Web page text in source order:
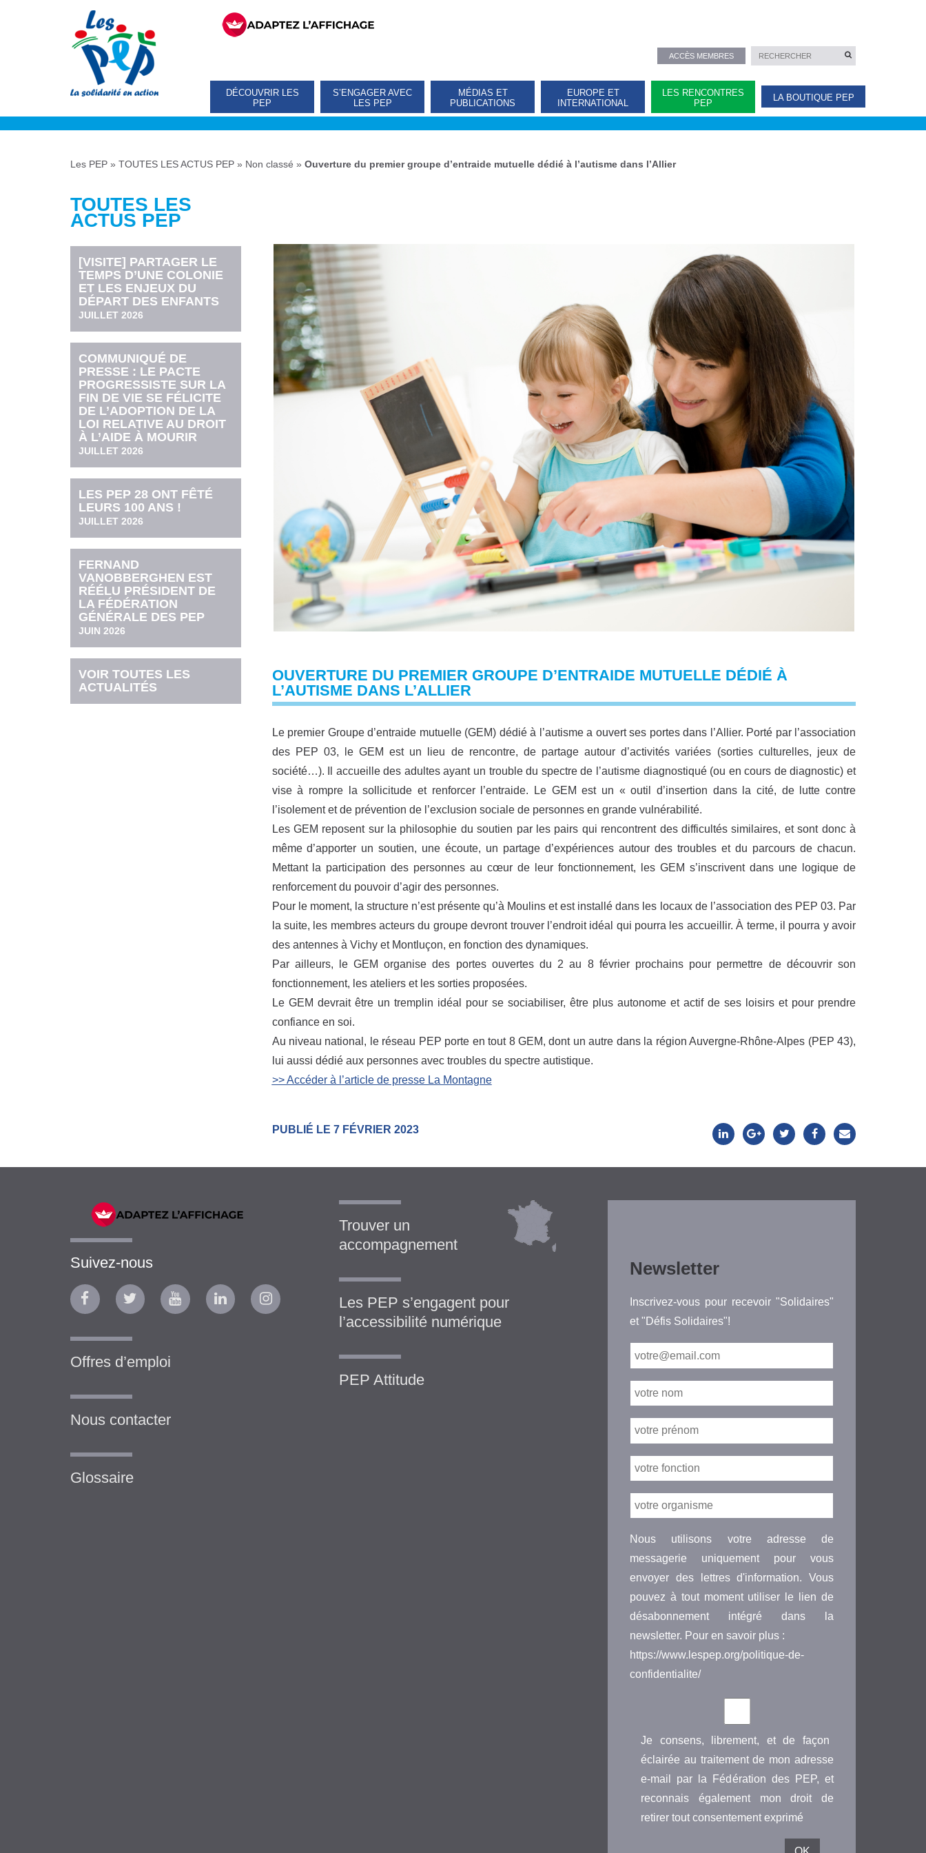
ACCÈS MEMBRES
DÉCOUVRIR LES
PEP
S’ENGAGER AVEC
LES PEP
MÉDIAS ET
PUBLICATIONS
EUROPE ET
INTERNATIONAL
LES RENCONTRES
PEP
LA BOUTIQUE PEP
Les PEP » TOUTES LES ACTUS PEP » Non classé » Ouverture du premier groupe d’entraide mutuelle dédié à l’autisme dans l’Allier
TOUTES LES
ACTUS PEP
[VISITE] PARTAGER LE
TEMPS D’UNE COLONIE
ET LES ENJEUX DU
DÉPART DES ENFANTS
JUILLET 2026
COMMUNIQUÉ DE
PRESSE : LE PACTE
PROGRESSISTE SUR LA
FIN DE VIE SE FÉLICITE
DE L’ADOPTION DE LA
LOI RELATIVE AU DROIT
À L’AIDE À MOURIR
JUILLET 2026
LES PEP 28 ONT FÊTÉ
LEURS 100 ANS !
JUILLET 2026
FERNAND
VANOBBERGHEN EST
RÉÉLU PRÉSIDENT DE
LA FÉDÉRATION
GÉNÉRALE DES PEP
JUIN 2026
VOIR TOUTES LES
ACTUALITÉS
OUVERTURE DU PREMIER GROUPE D’ENTRAIDE MUTUELLE DÉDIÉ À
L’AUTISME DANS L’ALLIER
Le premier Groupe d’entraide mutuelle (GEM) dédié à l’autisme a ouvert ses portes dans l’Allier. Porté par l’association
des PEP 03, le GEM est un lieu de rencontre, de partage autour d’activités variées (sorties culturelles, jeux de
société…). Il accueille des adultes ayant un trouble du spectre de l’autisme diagnostiqué (ou en cours de diagnostic) et
vise à rompre la sollicitude et renforcer l’entraide. Le GEM est un « outil d’insertion dans la cité, de lutte contre
l’isolement et de prévention de l’exclusion sociale de personnes en grande vulnérabilité.
Les GEM reposent sur la philosophie du soutien par les pairs qui rencontrent des difficultés similaires, et sont donc à
même d’apporter un soutien, une écoute, un partage d’expériences autour des troubles et du parcours de chacun.
Mettant la participation des personnes au cœur de leur fonctionnement, les GEM s’inscrivent dans une logique de
renforcement du pouvoir d’agir des personnes.
Pour le moment, la structure n’est présente qu’à Moulins et est installé dans les locaux de l’association des PEP 03. Par
la suite, les membres acteurs du groupe devront trouver l’endroit idéal qui pourra les accueillir. À terme, il pourra y avoir
des antennes à Vichy et Montluçon, en fonction des dynamiques.
Par ailleurs, le GEM organise des portes ouvertes du 2 au 8 février prochains pour permettre de découvrir son
fonctionnement, les ateliers et les sorties proposées.
Le GEM devrait être un tremplin idéal pour se sociabiliser, être plus autonome et actif de ses loisirs et pour prendre
confiance en soi.
Au niveau national, le réseau PEP porte en tout 8 GEM, dont un autre dans la région Auvergne-Rhône-Alpes (PEP 43),
lui aussi dédié aux personnes avec troubles du spectre autistique.
>> Accéder à l’article de presse La Montagne
PUBLIÉ LE 7 FÉVRIER 2023
Suivez-nous
Offres d’emploi
Nous contacter
Glossaire
Trouver un
accompagnement
Les PEP s’engagent pour
l’accessibilité numérique
PEP Attitude
Newsletter
Inscrivez-vous pour recevoir "Solidaires"
et "Défis Solidaires"!
Nous utilisons votre adresse de
messagerie uniquement pour vous
envoyer des lettres d'information. Vous
pouvez à tout moment utiliser le lien de
désabonnement intégré dans la
newsletter. Pour en savoir plus :
https://www.lespep.org/politique-de-
confidentialite/
Je consens, librement, et de façon
éclairée au traitement de mon adresse
e-mail par la Fédération des PEP, et
reconnais également mon droit de
retirer tout consentement exprimé